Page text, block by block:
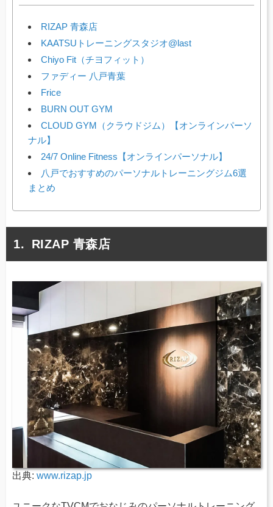
RIZAP 青森店
KAATSUトレーニングスタジオ@last
Chiyo Fit（チヨフィット）
ファディー 八戸青葉
Frice
BURN OUT GYM
CLOUD GYM（クラウドジム）【オンラインパーソ
ナル】
24/7 Online Fitness【オンラインパーソナル】
八戸でおすすめのパーソナルトレーニングジム6選
まとめ
RIZAP 青森店
出典: www.rizap.jp